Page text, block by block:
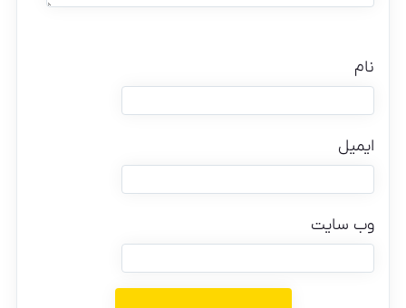
نام
ایمیل
وب‌ سایت